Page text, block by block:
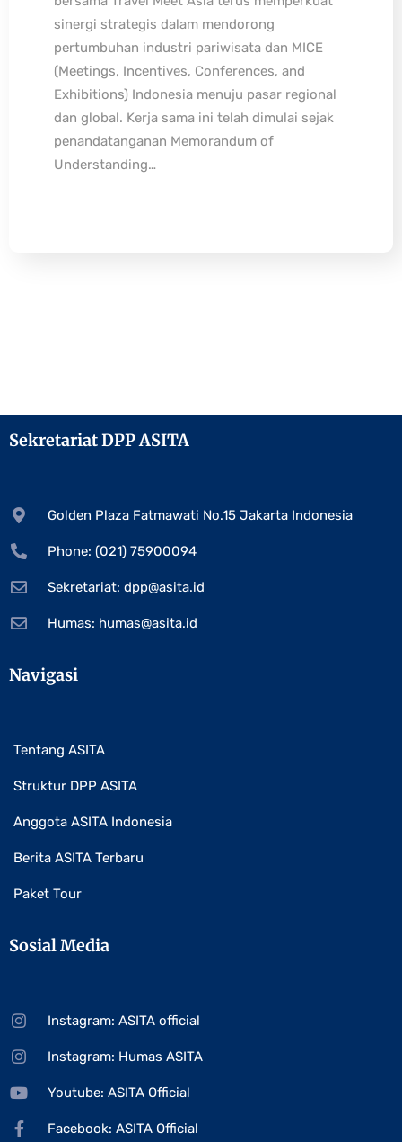
sinergi strategis dalam mendorong
pertumbuhan industri pariwisata dan MICE
(Meetings, Incentives, Conferences, and
Exhibitions) Indonesia menuju pasar regional
dan global. Kerja sama ini telah dimulai sejak
penandatanganan Memorandum of
Understanding…
Sekretariat DPP ASITA
Golden Plaza Fatmawati No.15 Jakarta Indonesia
Phone: (021) 75900094
Sekretariat: dpp@asita.id
Humas: humas@asita.id
Navigasi
Tentang ASITA
Struktur DPP ASITA
Anggota ASITA Indonesia
Berita ASITA Terbaru
Paket Tour
Sosial Media
Instagram: ASITA official
Instagram: Humas ASITA
Youtube: ASITA Official
Facebook: ASITA Official